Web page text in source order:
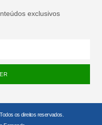
exclusivos
os direitos reservados.